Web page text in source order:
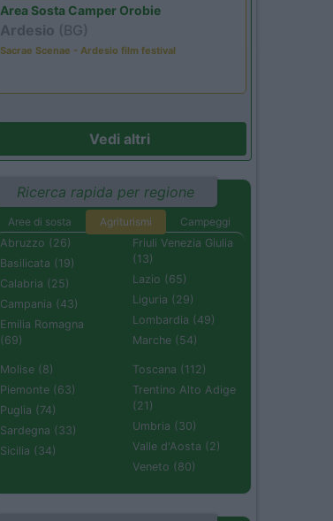
Area Sosta Camper Orobie
Ardesio (BG)
Sacrae Scenae - Ardesio film festival
Vedi altri
Ricerca rapida per regione
Aree di sosta Agriturismi
Campeggi
Abruzzo (26)
Basilicata (19)
Calabria (25)
Campania (43)
Emilia Romagna
(69)
Friuli Venezia Giulia
(13)
Lazio (65)
Liguria (29)
Lombardia (49)
Marche (54)
Molise (8)
Piemonte (63)
Puglia (74)
Sardegna (33)
Sicilia (34)
Toscana (112)
Trentino Alto Adige
(21)
Umbria (30)
Valle d'Aosta (2)
Veneto (80)